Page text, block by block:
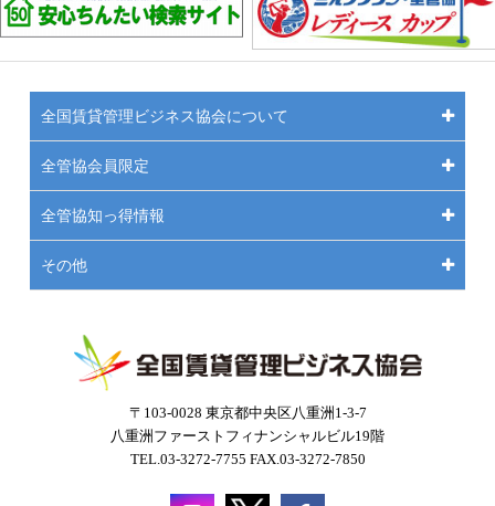
〒103-0028 東京都中央区八重洲1-3-7
八重洲ファーストフィナンシャルビル19階
TEL.03-3272-7755 FAX.03-3272-7850
全国賃貸管理ビジネス協会について
全管協会員限定
全管協知っ得情報
その他